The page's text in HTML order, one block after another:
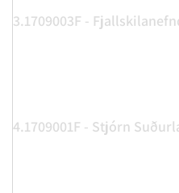
3.1709003F -
4.1709001F - Stjórn